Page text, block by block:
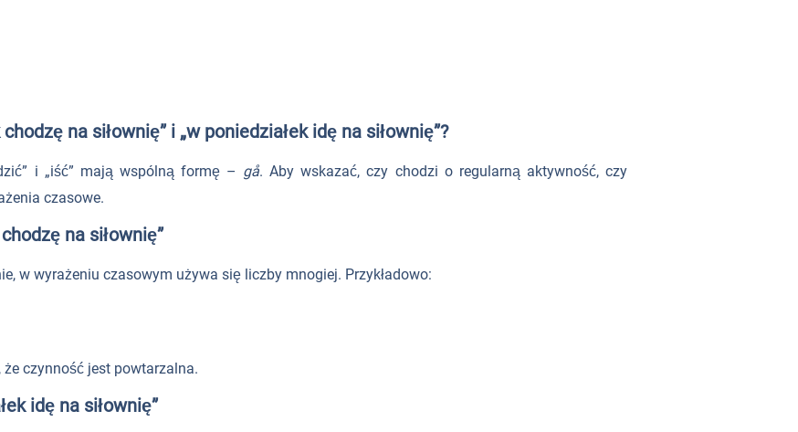
na siłownię” i „w poniedziałek idę na siłownię”?
i „iść” mają wspólną formę – gå. Aby wskazać, czy chodzi o regularną aktywność, czy
czasowe.
na siłownię”
w wyrażeniu czasowym używa się liczby mnogiej. Przykładowo:
czynność jest powtarzalna.
idę na siłownię”